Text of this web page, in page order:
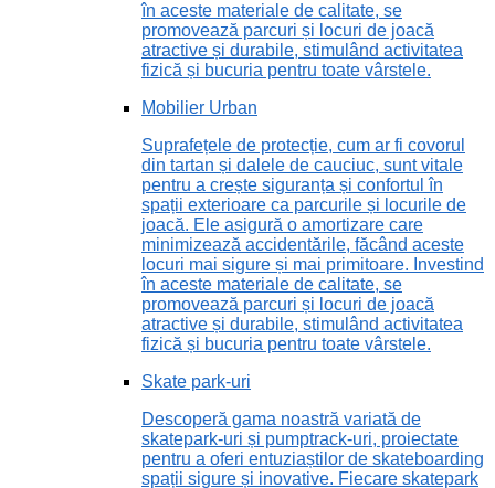
în aceste materiale de calitate, se
promovează parcuri și locuri de joacă
atractive și durabile, stimulând activitatea
fizică și bucuria pentru toate vârstele.
Mobilier Urban
Suprafețele de protecție, cum ar fi covorul
din tartan și dalele de cauciuc, sunt vitale
pentru a crește siguranța și confortul în
spații exterioare ca parcurile și locurile de
joacă. Ele asigură o amortizare care
minimizează accidentările, făcând aceste
locuri mai sigure și mai primitoare. Investind
în aceste materiale de calitate, se
promovează parcuri și locuri de joacă
atractive și durabile, stimulând activitatea
fizică și bucuria pentru toate vârstele.
Skate park-uri
Descoperă gama noastră variată de
skatepark-uri și pumptrack-uri, proiectate
pentru a oferi entuziaștilor de skateboarding
spații sigure și inovative. Fiecare skatepark